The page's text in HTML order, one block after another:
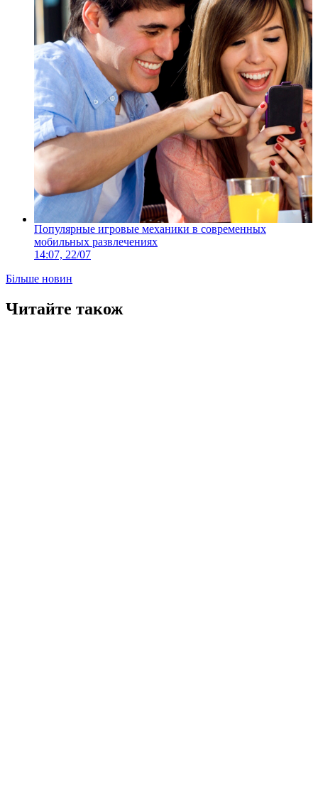
Популярные игровые механики в современных
мобильных развлечениях
14:07, 22/07
Більше новин
Читайте також